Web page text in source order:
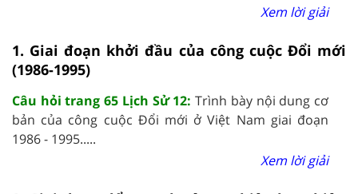
Xem lời giải
1. Giai đoạn khởi đầu của công cuộc Đổi mới
(1986-1995)
Câu hỏi trang 65 Lịch Sử 12:Trình bày nội dung cơ
bản của công cuộc Đổi mới ở Việt Nam giai đoạn
1986 - 1995.....
Xem lời giải